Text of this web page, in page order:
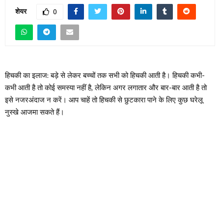
शेयर 0
हिचकी का इलाज: बड़े से लेकर बच्चों तक सभी को हिचकी आती है। हिचकी कभी-
कभी आती है तो कोई समस्या नहीं है, लेकिन अगर लगातार और बार-बार आती है तो
इसे नजरअंदाज न करें। आप चाहें तो हिचकी से छुटकारा पाने के लिए कुछ घरेलू
नुस्खे आजमा सकते हैं।